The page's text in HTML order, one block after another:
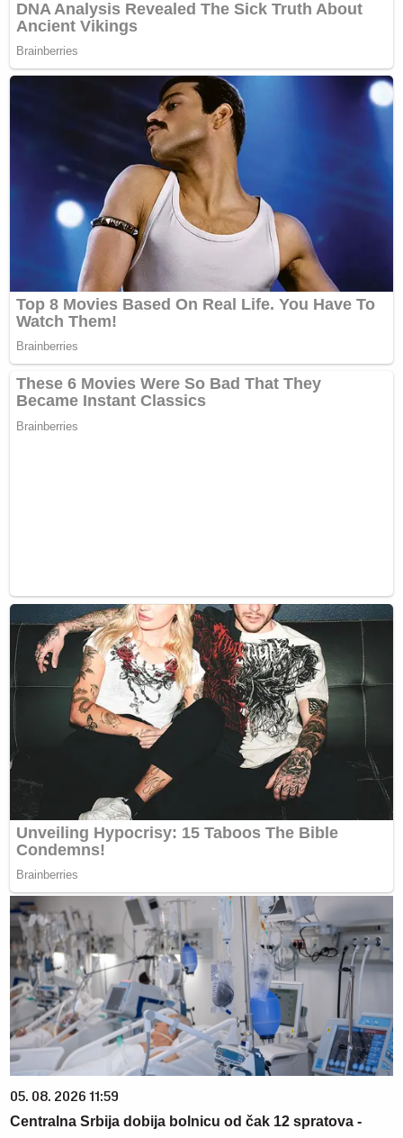
05. 08. 2026 11:59
Centralna Srbija dobija bolnicu od čak 12 spratova -